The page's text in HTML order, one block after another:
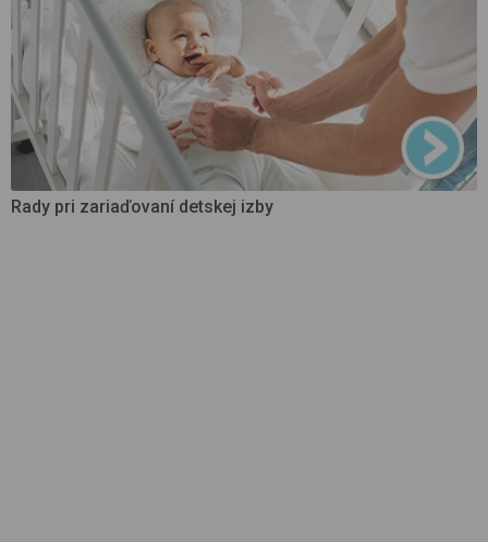
Rady pri zariaďovaní detskej izby